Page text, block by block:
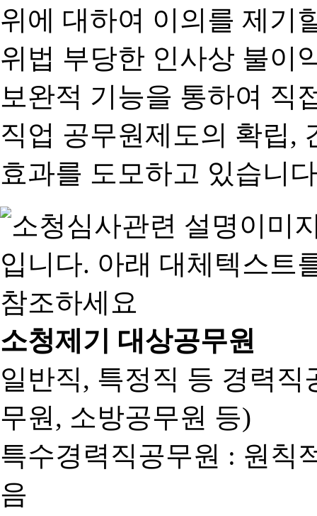
위에 대하여 이의를 제기
위법 부당한 인사상 불이
보완적 기능을 통하여 직
직업 공무원제도의 확립,
효과를 도모하고 있습니
소청제기 대상공무원
일반직, 특정직 등 경력
무원, 소방공무원 등)
특수경력직공무원 : 원칙
음